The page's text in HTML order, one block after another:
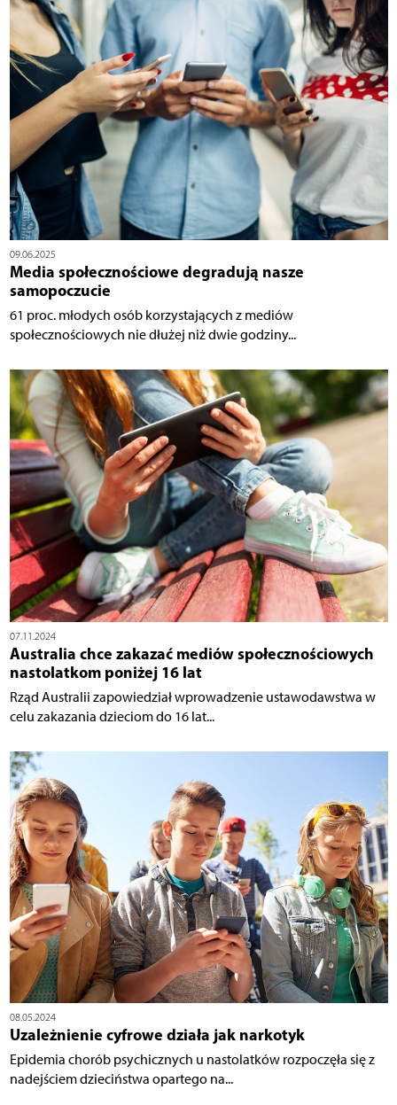
09.06.2025
Media społecznościowe degradują nasze
samopoczucie
61 proc. młodych osób korzystających z mediów
społecznościowych nie dłużej niż dwie godziny...
07.11.2024
Australia chce zakazać mediów społecznościowych
nastolatkom poniżej 16 lat
Rząd Australii zapowiedział wprowadzenie ustawodawstwa w
celu zakazania dzieciom do 16 lat...
08.05.2024
Uzależnienie cyfrowe działa jak narkotyk
Epidemia chorób psychicznych u nastolatków rozpoczęła się z
nadejściem dzieciństwa opartego na...